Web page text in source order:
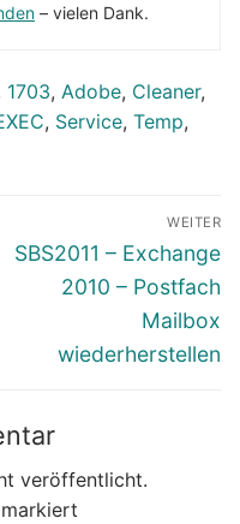
– vielen Dank.
1703, Adobe, Cleaner,
, Service, Temp,
WEITER
Nächster
Beitrag:
SBS2011 – Exchange
2010 – Postfach
Mailbox
wiederherstellen
veröffentlicht.
markiert